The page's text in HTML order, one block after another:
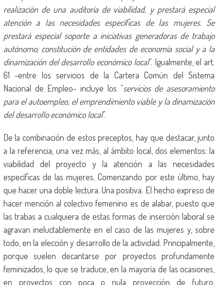
realización de una auditoría de viabilidad, y prestará especial
atención a las necesidades específicas de las mujeres. Se
prestará especial soporte a iniciativas generadoras de trabajo
autónomo, constitución de entidades de economía social y a la
dinamización del desarrollo económico local”. Igualmente, el art.
61 -entre los servicios de la Cartera Común del Sistema
Nacional de Empleo- incluye los “servicios de asesoramiento
para el autoempleo, el emprendimiento viable y la dinamización
del desarrollo económico local”.
De la combinación de estos preceptos, hay que destacar, junto
a la referencia, una vez más, al ámbito local, dos elementos: la
viabilidad del proyecto y la atención a las necesidades
específicas de las mujeres. Comenzando por este último, hay
que hacer una doble lectura. Una positiva. El hecho expreso de
hacer mención al colectivo femenino es de alabar, puesto que
las trabas a cualquiera de estas formas de inserción laboral se
agravan ineluctablemente en el caso de las mujeres y, sobre
todo, en la elección y desarrollo de la actividad. Principalmente,
porque suelen decantarse por proyectos profundamente
feminizados, lo que se traduce, en la mayoría de las ocasiones,
en proyectos con poca o nula proyección de futuro.